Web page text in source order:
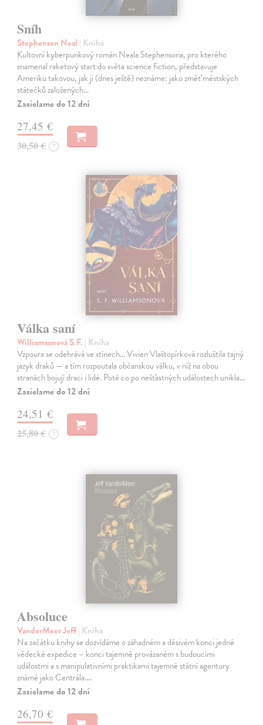
Sníh
Stephenson Neal | Kniha
Kultovní kyberpunkový román Neala Stephensona, pro kterého
znamenal raketový start do světa science fiction, představuje
Ameriku takovou, jak ji (dnes ještě) neznáme: jako změť městských
státečků založených…
Zasielame do 12 dní
27,45 €
30,50 € ?
Válka saní
Williamsonová S.F. | Kniha
Vzpoura se odehrává ve stínech… Vivien Vlaštopírková rozluštila tajný
jazyk draků — a tím rozpoutala občanskou válku, v níž na obou
stranách bojují draci i lidé. Poté co po nešťastných událostech unikla…
Zasielame do 12 dní
24,51 €
25,80 € ?
Absoluce
VanderMeer Jeff| Kniha
Na začátku knihy se dozvídáme o záhadném a děsivém konci jedné
vědecké expedice – konci tajemně provázaném s budoucími
událostmi a s manipulativními praktikami tajemné státní agentury
známé jako Centrála.…
Zasielame do 12 dní
26,70 €